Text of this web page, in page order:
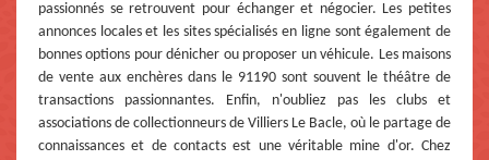
passionnés se retrouvent pour échanger et négocier. Les petites
annonces locales et les sites spécialisés en ligne sont également de
bonnes options pour dénicher ou proposer un véhicule. Les maisons
de vente aux enchères dans le 91190 sont souvent le théâtre de
transactions passionnantes. Enfin, n'oubliez pas les clubs et
associations de collectionneurs de Villiers Le Bacle, où le partage de
connaissances et de contacts est une véritable mine d'or. Chez